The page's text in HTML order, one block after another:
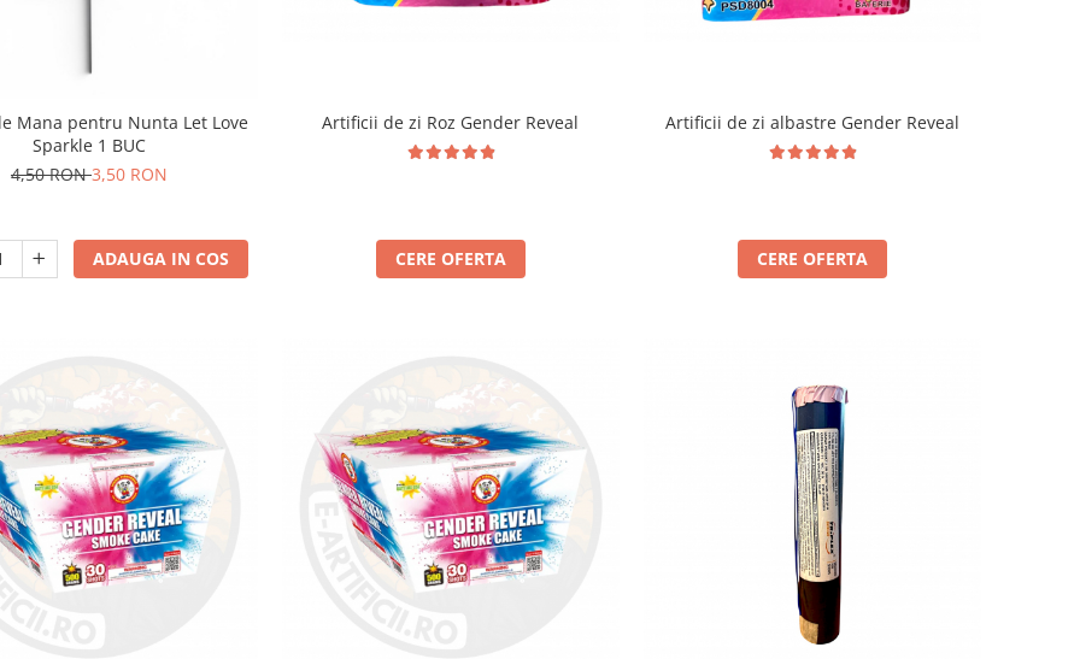
Mana pentru Nunta Let Love
Sparkle 1 BUC
4,50 RON3,50 RON
ADAUGA IN COS
Artificii de zi Roz Gender Reveal
CERE OFERTA
Artificii de zi albastre Gender Reveal
CERE OFERTA